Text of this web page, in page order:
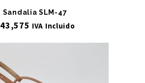
Sandalia SLM-47
43,575 IVA Incluido